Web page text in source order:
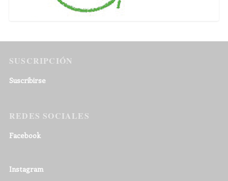
SUSCRIPCIÓN
Suscribirse
REDES SOCIALES
Facebook
Instagram